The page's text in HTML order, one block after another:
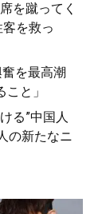
を蹴ってく
を救っ
を最高潮
と」
る”中国人
の新たなニ